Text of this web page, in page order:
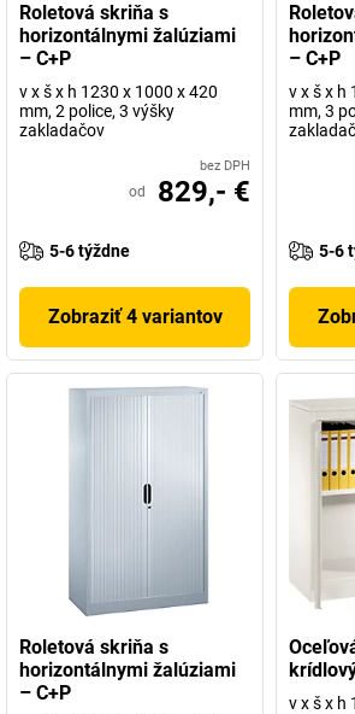
Roletová skriňa s
horizontálnymi žalúziami
– C+P
v x š x h 1230 x 1000 x 420
mm, 2 police, 3 výšky
zakladačov
bez DPH
od 829,- €
5-6 týždne
Zobraziť 4 variantov
– C+P
v x š x h
mm, 3
5-6
Roletová skriňa s
horizontálnymi žalúziami
– C+P
v x š x h